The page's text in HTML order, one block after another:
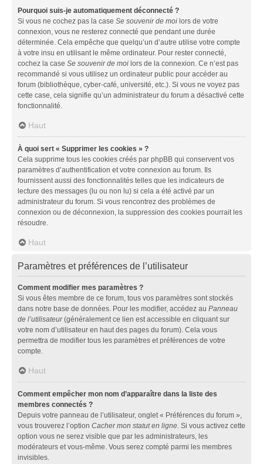
Pourquoi suis-je automatiquement déconnecté ?
Si vous ne cochez pas la case Se souvenir de moi lors de votre
connexion, vous ne resterez connecté que pendant une durée
déterminée. Cela empêche que quelqu’un d’autre utilise votre compte
à votre insu en utilisant le même ordinateur. Pour rester connecté,
cochez la case Se souvenir de moi lors de la connexion. Ce n’est pas
recommandé si vous utilisez un ordinateur public pour accéder au
forum (bibliothèque, cyber-café, université, etc.). Si vous ne voyez pas
cette case, cela signifie qu’un administrateur du forum a désactivé cette
fonctionnalité.
Haut
À quoi sert « Supprimer les cookies » ?
Cela supprime tous les cookies créés par phpBB qui conservent vos
paramètres d’authentification et votre connexion au forum. Ils
fournissent aussi des fonctionnalités telles que les indicateurs de
lecture des messages (lu ou non lu) si cela a été activé par un
administrateur du forum. Si vous rencontrez des problèmes de
connexion ou de déconnexion, la suppression des cookies pourrait les
résoudre.
Haut
Paramètres et préférences de l’utilisateur
Comment modifier mes paramètres ?
Si vous êtes membre de ce forum, tous vos paramètres sont stockés
dans notre base de données. Pour les modifier, accédez au Panneau
de l’utilisateur(généralement ce lien est accessible en cliquant sur
votre nom d’utilisateur en haut des pages du forum). Cela vous
permettra de modifier tous les paramètres et préférences de votre
compte.
Haut
Comment empêcher mon nom d’apparaître dans la liste des
membres connectés ?
Depuis votre panneau de l’utilisateur, onglet « Préférences du forum »,
vous trouverez l’option Cacher mon statut en ligne. Si vous activez cette
option vous ne serez visible que par les administrateurs, les
modérateurs et vous-même. Vous serez compté parmi les membres
invisibles.